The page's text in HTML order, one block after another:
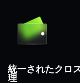
統一されたクロ
理